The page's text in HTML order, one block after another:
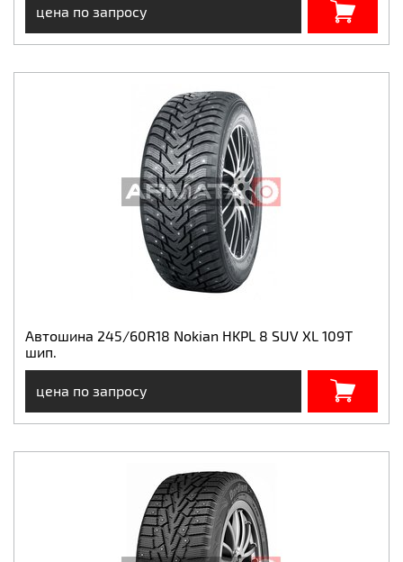
цена по запросу
Автошина 245/60R18 Nokian HKPL 8 SUV XL 109T
шип.
цена по запросу